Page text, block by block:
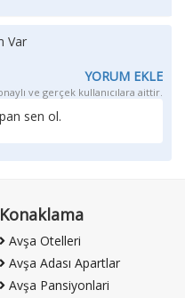
Var
YORUM EKLE
ve gerçek kullanıcılara aittir.
sen ol.
Konaklama
Avşa Otelleri
Avşa Adası Apartlar
Avşa Pansiyonlari